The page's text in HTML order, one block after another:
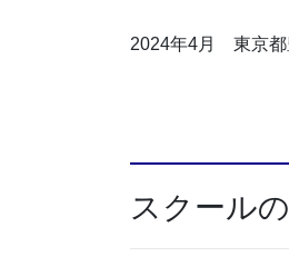
2024年4月 東京都
スクール